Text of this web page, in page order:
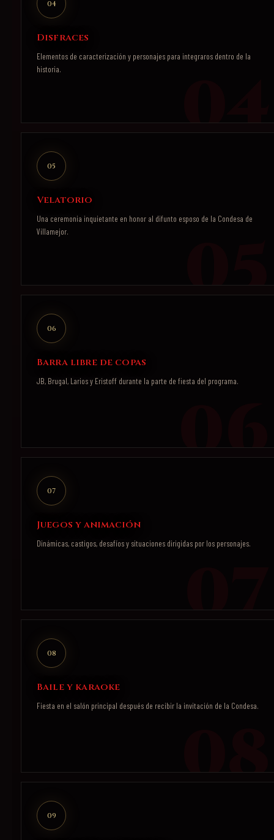
04
Disfraces
Elementos de caracterización y personajes para integraros dentro de la
historia.
05
Velatorio
Una ceremonia inquietante en honor al difunto esposo de la Condesa de
Villamejor.
06
Barra libre de copas
JB, Brugal, Larios y Eristoff durante la parte de fiesta del programa.
07
Juegos y animación
Dinámicas, castigos, desafíos y situaciones dirigidas por los personajes.
08
Baile y karaoke
Fiesta en el salón principal después de recibir la invitación de la Condesa.
09